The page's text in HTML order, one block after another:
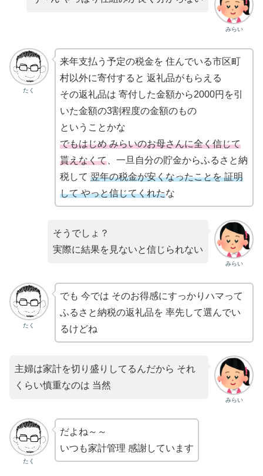
みらい
たく
来年支払う予定の税金を 住んでいる市区町
村以外に寄付すると 返礼品がもらえる
その返礼品は 寄付した金額から2000円を引
いた金額の3割程度の金額のもの
ということかな
でもはじめ みらいのお母さんに全く信じて
貰えなくて、一旦自分の貯金からふるさと納
税して 翌年の税金が安くなったことを 証明
して やっと信じてくれたな
みらい
そうでしょ？
実際に結果を見ないと信じられない
たく
でも 今では そのお得感にすっかりハマって
ふるさと納税の返礼品を 率先して選んでい
るけどね
みらい
主婦は家計を切り盛りしてるんだから それ
くらい慎重なのは 当然
たく
だよね～～
いつも家計管理 感謝しています